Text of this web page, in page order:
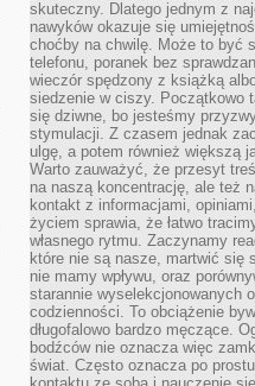
skuteczny. Dlatego jednym z
nawyków okazuje się
choćby na chwilę. Może to być
telefonu, poranek bez
wieczór spędzony z książką
siedzenie w ciszy. Początkowo
się dziwne, bo jesteśmy
stymulacji. Z czasem jednak
ulgę, a potem również większą
Warto zauważyć, że przesyt
na naszą koncentrację, ale też
kontakt z informacjami,
życiem sprawia, że łatwo
własnego rytmu. Zaczynamy
które nie są nasze, martwić się
nie mamy wpływu, oraz
starannie wyselekcjonowanych
codzienności. To obciążenie
długofalowo bardzo męczące.
bodźców nie oznacza więc
świat. Często oznacza po